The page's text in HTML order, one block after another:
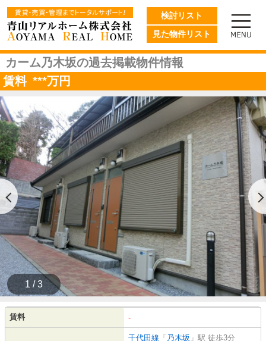
検討リスト
見た物件リスト
カーム乃木坂の過去掲載物件情報
賃料 ***万円
1 / 3
賃料 -
千代田線 「 乃木坂 」駅 徒歩3分